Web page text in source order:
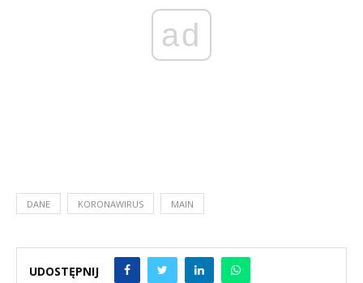
ad
DANE KORONAWIRUS MAIN
UDOSTĘPNIJ